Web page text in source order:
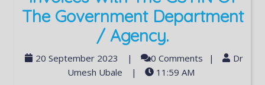
The Government Department
/ Agency.
20 September 2023 | 0 Comments |
Dr
Umesh Ubale
| 11:59 AM